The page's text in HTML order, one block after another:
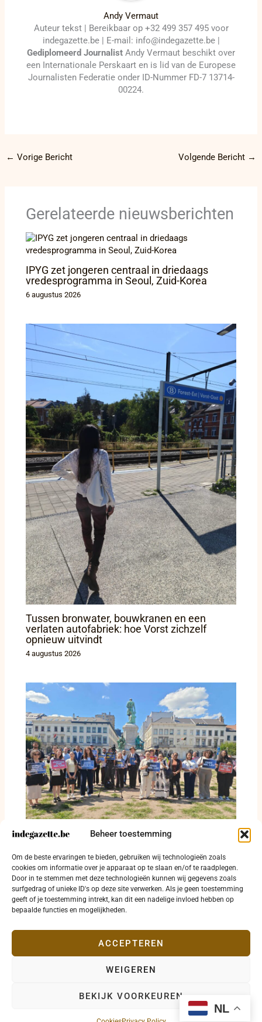
Beheer toestemming
Om de beste ervaringen te bieden, gebruiken wij technologieën zoals
cookies om informatie over je apparaat op te slaan en/of te raadplegen.
Door in te stemmen met deze technologieën kunnen wij gegevens zoals
surfgedrag of unieke ID's op deze site verwerken. Als je geen toestemming
geeft of je toestemming intrekt, kan dit een nadelige invloed hebben op
bepaalde functies en mogelijkheden.
ACCEPTEREN
WEIGEREN
BEKIJK VOORKEUREN
Andy Vermaut
Auteur tekst | Bereikbaar op +32 499 357 495 voor
indegazette.be | E-mail: info@indegazette.be |
Gediplomeerd Journalist Andy Vermaut beschikt over
een Internationale Perskaart en is lid van de Europese
Journalisten Federatie onder ID-Nummer FD-7 13714-
00224.
← Vorige Bericht Volgende Bericht →
Gerelateerde nieuwsberichten
IPYG zet jongeren centraal in driedaags
vredesprogramma in Seoul, Zuid-Korea
6 augustus 2026
Tussen bronwater, bouwkranen en een
verlaten autofabriek: hoe Vorst zichzelf
opnieuw uitvindt
4 augustus 2026
‘Free Lee Man-hee’ klinkt voor het Europees
Parlement in Brussel
1 augustus 2026
Copyright © 2026 indegazette.be |Privacy
NL